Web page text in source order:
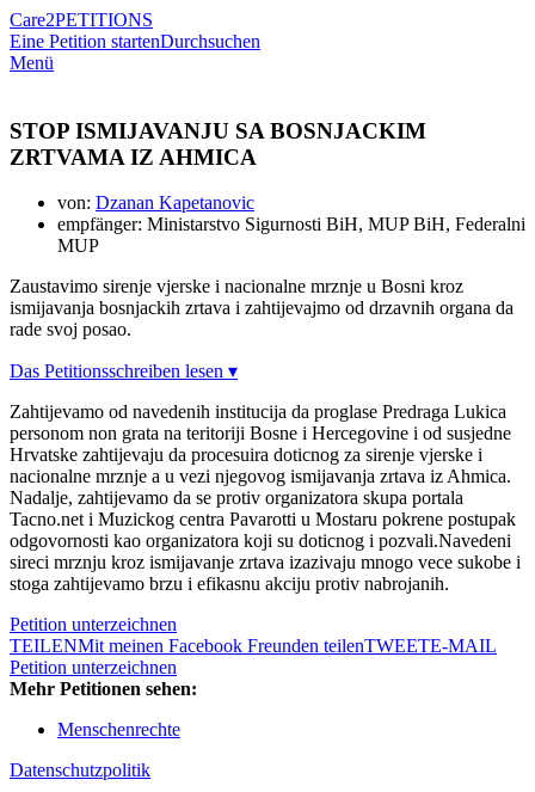
Care2PETITIONS
Eine Petition startenDurchsuchen
Menü
STOP ISMIJAVANJU SA BOSNJACKIM
ZRTVAMA IZ AHMICA
von: Dzanan Kapetanovic
empfänger: Ministarstvo Sigurnosti BiH, MUP BiH, Federalni
MUP
Zaustavimo sirenje vjerske i nacionalne mrznje u Bosni kroz
ismijavanja bosnjackih zrtava i zahtijevajmo od drzavnih organa da
rade svoj posao.
Das Petitionsschreiben lesen ▾
Zahtijevamo od navedenih institucija da proglase Predraga Lukica
personom non grata na teritoriji Bosne i Hercegovine i od susjedne
Hrvatske zahtijevaju da procesuira doticnog za sirenje vjerske i
nacionalne mrznje a u vezi njegovog ismijavanja zrtava iz Ahmica.
Nadalje, zahtijevamo da se protiv organizatora skupa portala
Tacno.net i Muzickog centra Pavarotti u Mostaru pokrene postupak
odgovornosti kao organizatora koji su doticnog i pozvali.Navedeni
sireci mrznju kroz ismijavanje zrtava izazivaju mnogo vece sukobe i
stoga zahtijevamo brzu i efikasnu akciju protiv nabrojanih.
Petition unterzeichnen
TEILENMit meinen Facebook Freunden teilenTWEETE-MAIL
Petition unterzeichnen
Mehr Petitionen sehen:
Menschenrechte
Datenschutzpolitik